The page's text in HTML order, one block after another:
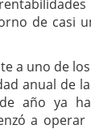
de casi
a uno de
anual de
año ya
a